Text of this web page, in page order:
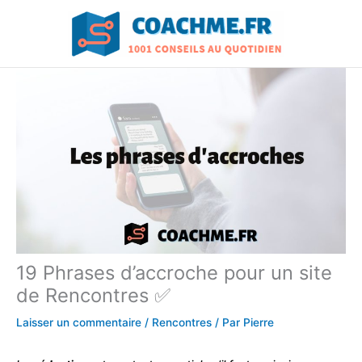
19 Phrases d’accroche pour un site
de Rencontres ✅
Laisser un commentaire / Rencontres / Par Pierre